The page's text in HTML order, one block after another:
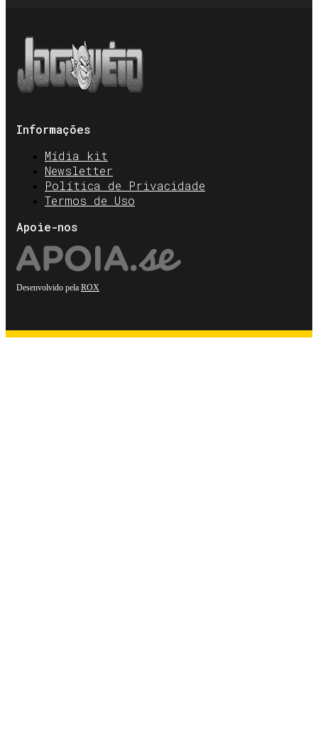
Informações
Mídia kit
Newsletter
Política de Privacidade
Termos de Uso
Apoie-nos
Desenvolvido pela ROX